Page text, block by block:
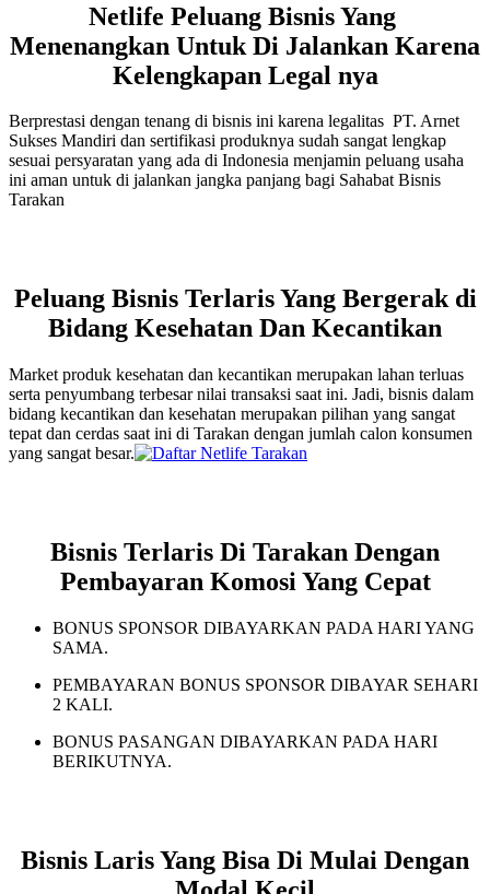
Netlife Peluang Bisnis Yang
Menenangkan Untuk Di Jalankan Karena
Kelengkapan Legal nya
Berprestasi dengan tenang di bisnis ini karena legalitas PT. Arnet
Sukses Mandiri dan sertifikasi produknya sudah sangat lengkap
sesuai persyaratan yang ada di Indonesia menjamin peluang usaha
ini aman untuk di jalankan jangka panjang bagi Sahabat Bisnis
Tarakan
Peluang Bisnis Terlaris Yang Bergerak di
Bidang Kesehatan Dan Kecantikan
Market produk kesehatan dan kecantikan merupakan lahan terluas
serta penyumbang terbesar nilai transaksi saat ini. Jadi, bisnis dalam
bidang kecantikan dan kesehatan merupakan pilihan yang sangat
tepat dan cerdas saat ini di Tarakan dengan jumlah calon konsumen
yang sangat besar.
Bisnis Terlaris Di Tarakan Dengan
Pembayaran Komosi Yang Cepat
BONUS SPONSOR DIBAYARKAN PADA HARI YANG
SAMA.
PEMBAYARAN BONUS SPONSOR DIBAYAR SEHARI
2 KALI.
BONUS PASANGAN DIBAYARKAN PADA HARI
BERIKUTNYA.
Bisnis Laris Yang Bisa Di Mulai Dengan